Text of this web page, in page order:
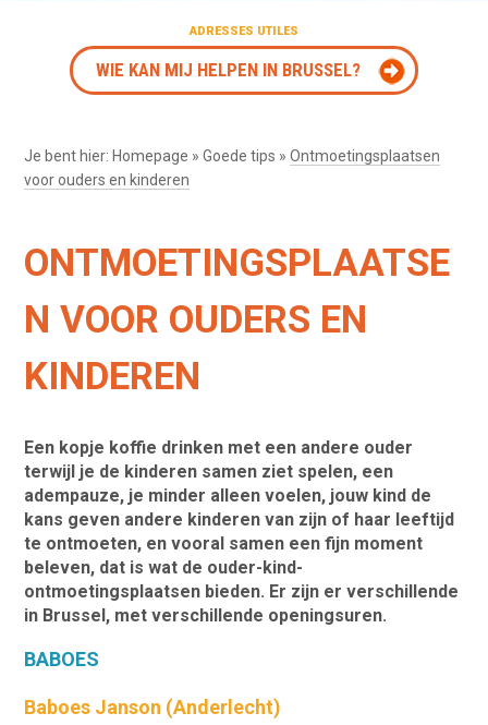
ADRESSES UTILES
WIE KAN MIJ HELPEN IN BRUSSEL?
Je bent hier: Homepage »Goede tips »Ontmoetingsplaatsen
voor ouders en kinderen
ONTMOETINGSPLAATSE
N VOOR OUDERS EN
KINDEREN
Een kopje koffie drinken met een andere ouder
terwijl je de kinderen samen ziet spelen, een
adempauze, je minder alleen voelen, jouw kind de
kans geven andere kinderen van zijn of haar leeftijd
te ontmoeten, en vooral samen een fijn moment
beleven, dat is wat de ouder-kind-
ontmoetingsplaatsen bieden. Er zijn er verschillende
in Brussel, met verschillende openingsuren.
BABOES
Baboes Janson (Anderlecht)